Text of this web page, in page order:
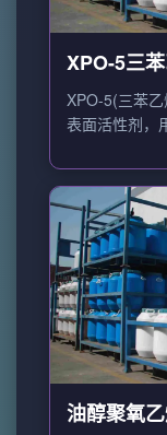
XPO-5三
XPO-5(三苯
表面活性剂，
油醇聚氧